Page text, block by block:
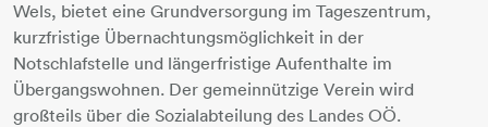
Wels, bietet eine Grundversorgung im Tageszentrum,
kurzfristige Übernachtungsmöglichkeit in der
Notschlafstelle und längerfristige Aufenthalte im
Übergangswohnen. Der gemeinnützige Verein wird
großteils über die Sozialabteilung des Landes OÖ.